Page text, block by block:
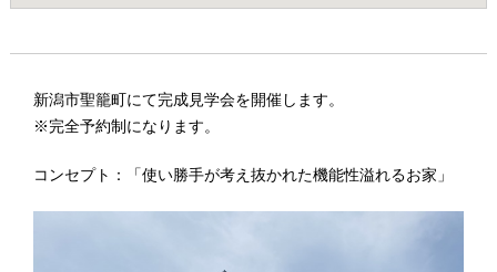
新潟市聖籠町にて完成見学会を開催します。
※完全予約制になります。
コンセプト：「使い勝手が考え抜かれた機能性溢れるお家」